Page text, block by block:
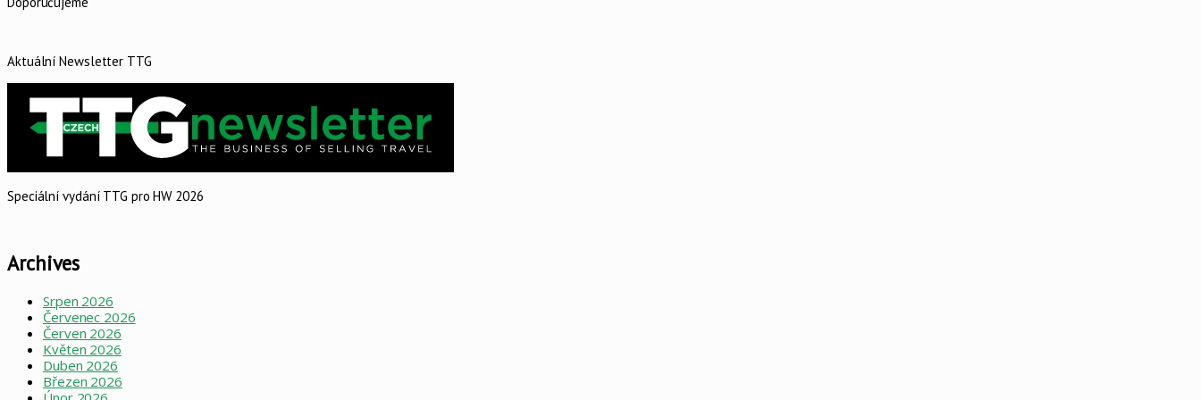
Aktuální Newsletter TTG
Speciální vydání TTG pro HW 2026
Archives
Srpen 2026
Červenec 2026
Červen 2026
Květen 2026
Duben 2026
Březen 2026